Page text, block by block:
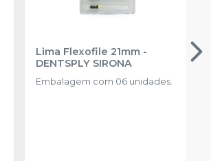
Lima Flexofile 21mm-
DENTSPLY SIRONA
Embalagem com 06 unidades.